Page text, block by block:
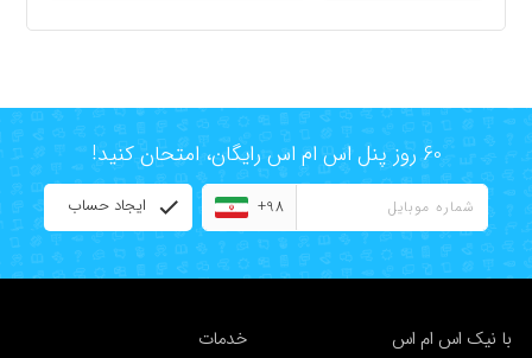
60 روز پنل اس ام اس رایگان، امتحان کنید!
+98 ایجاد حساب
با نیک اس ام اس خدمات